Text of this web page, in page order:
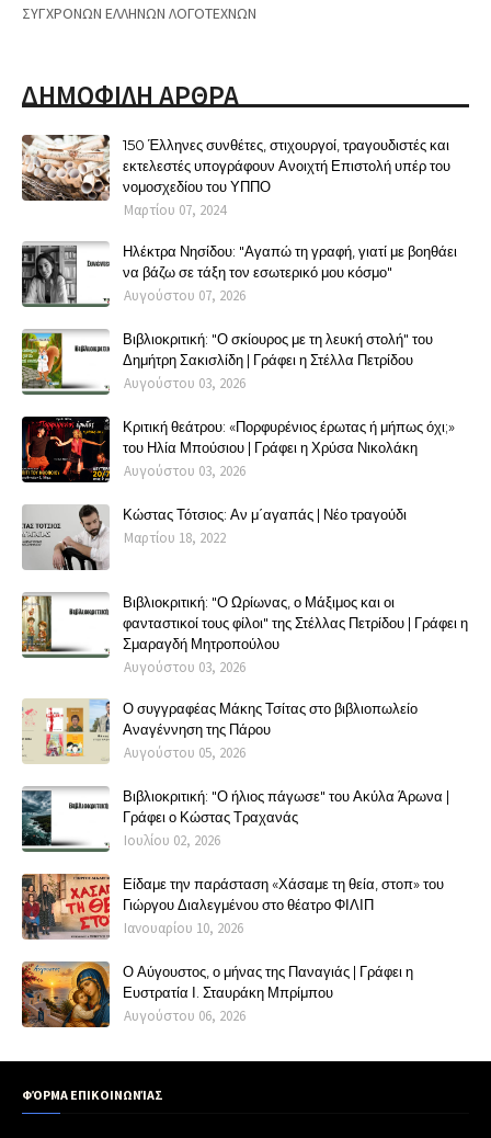
ΣΥΓΧΡΟΝΩΝ ΕΛΛΗΝΩΝ ΛΟΓΟΤΕΧΝΩΝ
ΔΗΜΟΦΙΛΗ ΑΡΘΡΑ
150 Έλληνες συνθέτες, στιχουργοί, τραγουδιστές και
εκτελεστές υπογράφουν Ανοιχτή Επιστολή υπέρ του
νομοσχεδίου του ΥΠΠΟ
Μαρτίου 07, 2024
Ηλέκτρα Νησίδου: "Αγαπώ τη γραφή, γιατί με βοηθάει
να βάζω σε τάξη τον εσωτερικό μου κόσμο"
Αυγούστου 07, 2026
Βιβλιοκριτική: "Ο σκίουρος με τη λευκή στολή" του
Δημήτρη Σακισλίδη | Γράφει η Στέλλα Πετρίδου
Αυγούστου 03, 2026
Κριτική θεάτρου: «Πορφυρένιος έρωτας ή μήπως όχι;»
του Ηλία Μπούσιου | Γράφει η Χρύσα Νικολάκη
Αυγούστου 03, 2026
Κώστας Τότσιος: Αν μ΄αγαπάς | Νέο τραγούδι
Μαρτίου 18, 2022
Βιβλιοκριτική: "Ο Ωρίωνας, ο Μάξιμος και οι
φανταστικοί τους φίλοι" της Στέλλας Πετρίδου | Γράφει η
Σμαραγδή Μητροπούλου
Αυγούστου 03, 2026
Ο συγγραφέας Μάκης Τσίτας στο βιβλιοπωλείο
Αναγέννηση της Πάρου
Αυγούστου 05, 2026
Βιβλιοκριτική: "Ο ήλιος πάγωσε" του Ακύλα Άρωνα |
Γράφει ο Κώστας Τραχανάς
Ιουλίου 02, 2026
Είδαμε την παράσταση «Χάσαμε τη θεία, στοπ» του
Γιώργου Διαλεγμένου στο θέατρο ΦΙΛΙΠ
Ιανουαρίου 10, 2026
Ο Αύγουστος, ο μήνας της Παναγιάς | Γράφει η
Ευστρατία Ι. Σταυράκη Μπρίμπου
Αυγούστου 06, 2026
ΦΌΡΜΑ ΕΠΙΚΟΙΝΩΝΊΑΣ